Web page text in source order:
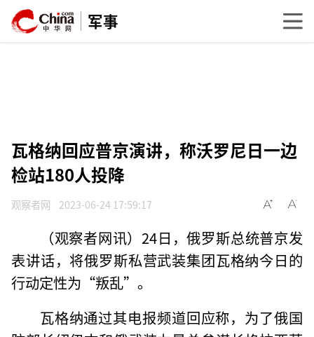
军事
瓦格纳回应普京演讲，称沃罗尼日一边
检站180人投降
观察者网 2023-06-24 17:59:17
（观察者网讯）24日，俄罗斯总统普京发
表讲话，将俄罗斯私营武装集团瓦格纳今日的
行动定性为“叛乱”。
瓦格纳通过其电报频道回应称，为了俄国